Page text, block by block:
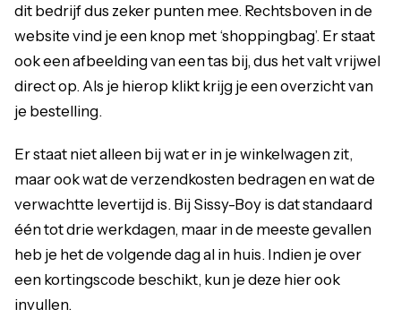
dit bedrijf dus zeker punten mee. Rechtsboven in de
website vind je een knop met ‘shoppingbag’. Er staat
ook een afbeelding van een tas bij, dus het valt vrijwel
direct op. Als je hierop klikt krijg je een overzicht van
je bestelling.
Er staat niet alleen bij wat er in je winkelwagen zit,
maar ook wat de verzendkosten bedragen en wat de
verwachtte levertijd is. Bij Sissy-Boy is dat standaard
één tot drie werkdagen, maar in de meeste gevallen
heb je het de volgende dag al in huis. Indien je over
een kortingscode beschikt, kun je deze hier ook
invullen.